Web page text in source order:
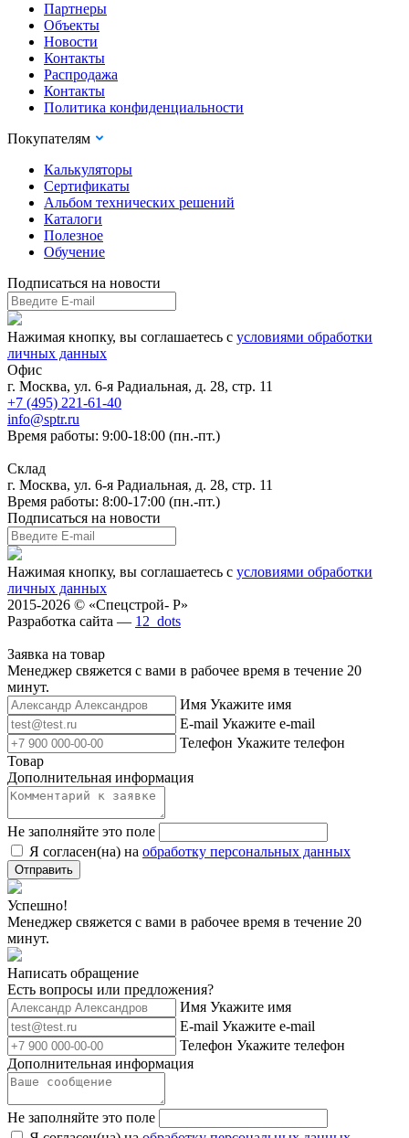
Партнеры
Объекты
Новости
Контакты
Распродажа
Контакты
Политика конфиденциальности
Покупателям
Калькуляторы
Сертификаты
Альбом технических решений
Каталоги
Полезное
Обучение
Подписаться на новости
Нажимая кнопку, вы соглашаетесь с условиями обработки
личных данных
Офис
г. Москва, ул. 6-я Радиальная, д. 28, стр. 11
+7 (495) 221-61-40
info@sptr.ru
Время работы: 9:00-18:00 (пн.-пт.)
Склад
г. Москва, ул. 6-я Радиальная, д. 28, стр. 11
Время работы: 8:00-17:00 (пн.-пт.)
Подписаться на новости
Нажимая кнопку, вы соглашаетесь с условиями обработки
личных данных
2015-2026 © «Спецстрой- Р»
Разработка сайта — 12_dots
Заявка на товар
Менеджер свяжется с вами в рабочее время в течение 20
минут.
Имя Укажите имя
E-mail Укажите e-mail
Телефон Укажите телефон
Товар
Дополнительная информация
Не заполняйте это поле
Я согласен(на) на обработку персональных данных
Отправить
Успешно!
Менеджер свяжется с вами в рабочее время в течение 20
минут.
Написать обращение
Есть вопросы или предложения?
Имя Укажите имя
E-mail Укажите e-mail
Телефон Укажите телефон
Дополнительная информация
Не заполняйте это поле